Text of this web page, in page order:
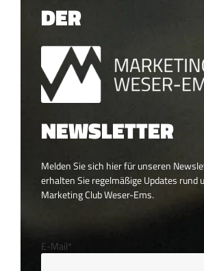
DER
NEWSLETTER
Melden Sie sich hier für unseren
erhalten Sie regelmäßige Updates rund
Marketing Club Weser-Ems.
E-Mail*